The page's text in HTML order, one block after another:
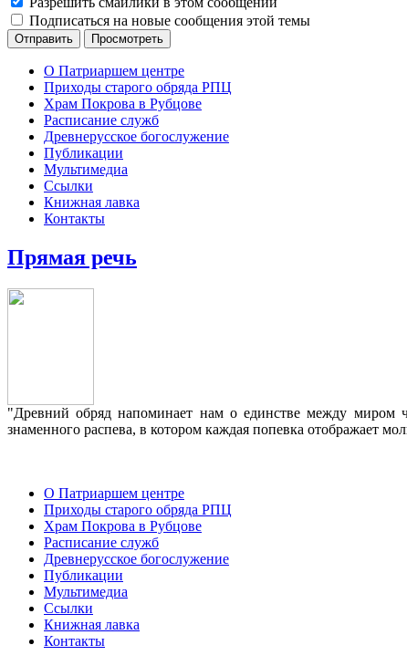
Подписаться на новые сообщения этой темы
О Патриаршем центре
Приходы старого обряда РПЦ
Храм Покрова в Рубцове
Расписание служб
Древнерусское богослужение
Публикации
Мультимедиа
Ссылки
Книжная лавка
Контакты
Прямая речь
"Древний обряд напоминает нам о единстве между миром
знаменного распева, в котором каждая попевка отображает
О Патриаршем центре
Приходы старого обряда РПЦ
Храм Покрова в Рубцове
Расписание служб
Древнерусское богослужение
Публикации
Мультимедиа
Ссылки
Книжная лавка
Контакты